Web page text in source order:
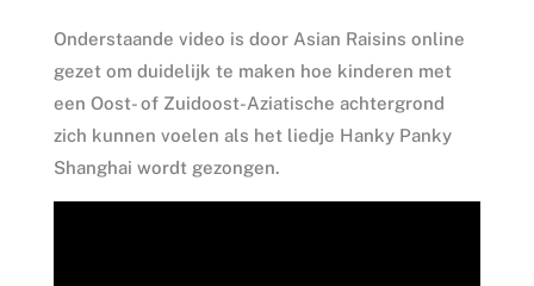
Onderstaande video is door Asian Raisins online
gezet om duidelijk te maken hoe kinderen met
een Oost- of Zuidoost-Aziatische achtergrond
zich kunnen voelen als het liedje Hanky Panky
Shanghai wordt gezongen.